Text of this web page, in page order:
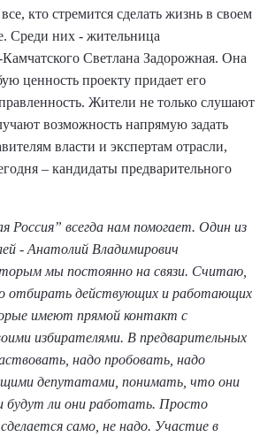
кто стремится сделать жизнь в своем
Среди них - жительница
Светлана Задорожная. Она
ценность проекту придает его
Жители не только слушают
возможность напрямую задать
власти и экспертам отрасли,
– кандидаты предварительного
Россия” всегда нам помогает. Один из
- Анатолий Владимирович
мы постоянно на связи. Считаю,
отбирать действующих и работающих
имеют прямой контакт с
избирателями. В предварительных
надо пробовать, надо
депутатами, понимать, что они
будут ли они работать. Просто
само, не надо. Участие в